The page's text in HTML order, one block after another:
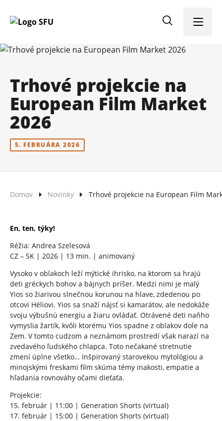
Menu
Trhové projekcie na
European Film Market
2026
5. FEBRUÁRA 2026
Domov Novinky Trhové projekcie na European Film
En, ten, týky!
Réžia: Andrea Szelesová
CZ – SK | 2026 | 13 min. | animovaný
Vysoko v oblakoch leží mýtické ihrisko, na ktorom sa hrajú
deti gréckych bohov a bájnych príšer. Medzi nimi je malý
Yios so žiarivou slnečnou korunou na hlave, zdedenou po
otcovi Héliovi. Yios sa snaží nájsť si kamarátov, ale nedokáže
svoju výbušnú energiu a žiaru ovládať. Otrávené deti naňho
vymyslia žartík, kvôli ktorému Yios spadne z oblakov dole na
Zem. V tomto cudzom a neznámom prostredí však narazí na
zvedavého ľudského chlapca. Toto nečakané stretnutie
zmení úplne všetko… Inšpirovaný starovekou mytológiou a
minojskými freskami film skúma témy inakosti, empatie a
hľadania rovnováhy očami dieťaťa.
Projekcie:
15. február | 11:00 | Generation Shorts (virtual)
17. február | 15:00 | Generation Shorts (virtual)